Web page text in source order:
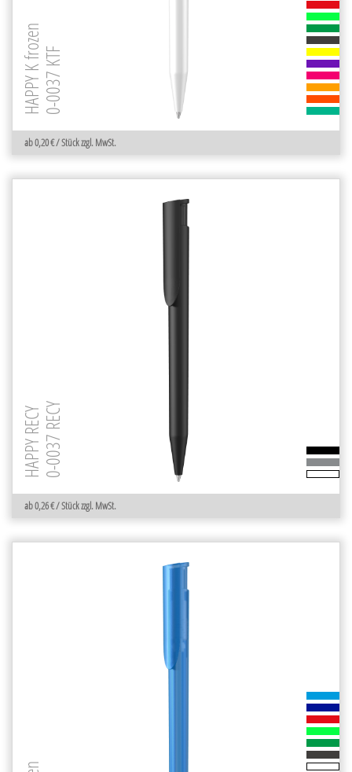
ab 0,20 € / Stück zzgl. MwSt.
HAPPY K frozen0-0037 KTF
ab 0,26 € / Stück zzgl. MwSt.
HAPPY RECY0-0037 RECY